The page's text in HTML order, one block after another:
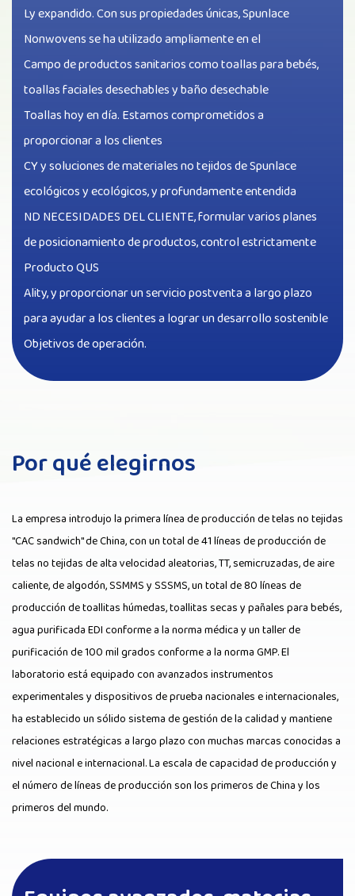
Ly expandido. Con sus propiedades únicas, Spunlace
Nonwovens se ha utilizado ampliamente en el
Campo de productos sanitarios como toallas para bebés,
toallas faciales desechables y baño desechable
Toallas hoy en día. Estamos comprometidos a
proporcionar a los clientes
CY y soluciones de materiales no tejidos de Spunlace
ecológicos y ecológicos, y profundamente entendida
ND NECESIDADES DEL CLIENTE, formular varios planes
de posicionamiento de productos, control estrictamente
Producto QUS
Ality, y proporcionar un servicio postventa a largo plazo
para ayudar a los clientes a lograr un desarrollo sostenible
Objetivos de operación.
Por qué elegirnos
La empresa introdujo la primera línea de producción de telas no tejidas
"CAC sandwich" de China, con un total de 41 líneas de producción de
telas no tejidas de alta velocidad aleatorias, TT, semicruzadas, de aire
caliente, de algodón, SSMMS y SSSMS, un total de 80 líneas de
producción de toallitas húmedas, toallitas secas y pañales para bebés,
agua purificada EDI conforme a la norma médica y un taller de
purificación de 100 mil grados conforme a la norma GMP. El
laboratorio está equipado con avanzados instrumentos
experimentales y dispositivos de prueba nacionales e internacionales,
ha establecido un sólido sistema de gestión de la calidad y mantiene
relaciones estratégicas a largo plazo con muchas marcas conocidas a
nivel nacional e internacional. La escala de capacidad de producción y
el número de líneas de producción son los primeros de China y los
primeros del mundo.